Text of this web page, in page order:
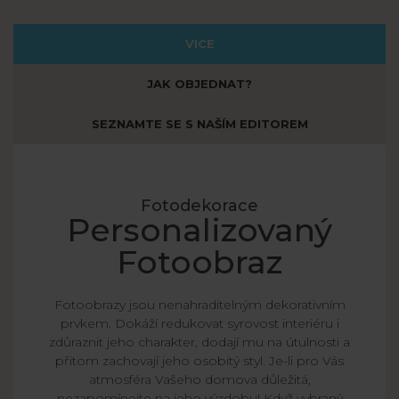
VICE
JAK OBJEDNAT?
SEZNAMTE SE S NAŠÍM EDITOREM
Fotodekorace
Personalizovaný
Fotoobraz
Fotoobrazy jsou nenahraditelným dekorativním
prvkem. Dokáží redukovat syrovost interiéru i
zdůraznit jeho charakter, dodají mu na útulnosti a
přitom zachovají jeho osobitý styl. Je-li pro Vás
atmosféra Vašeho domova důležitá,